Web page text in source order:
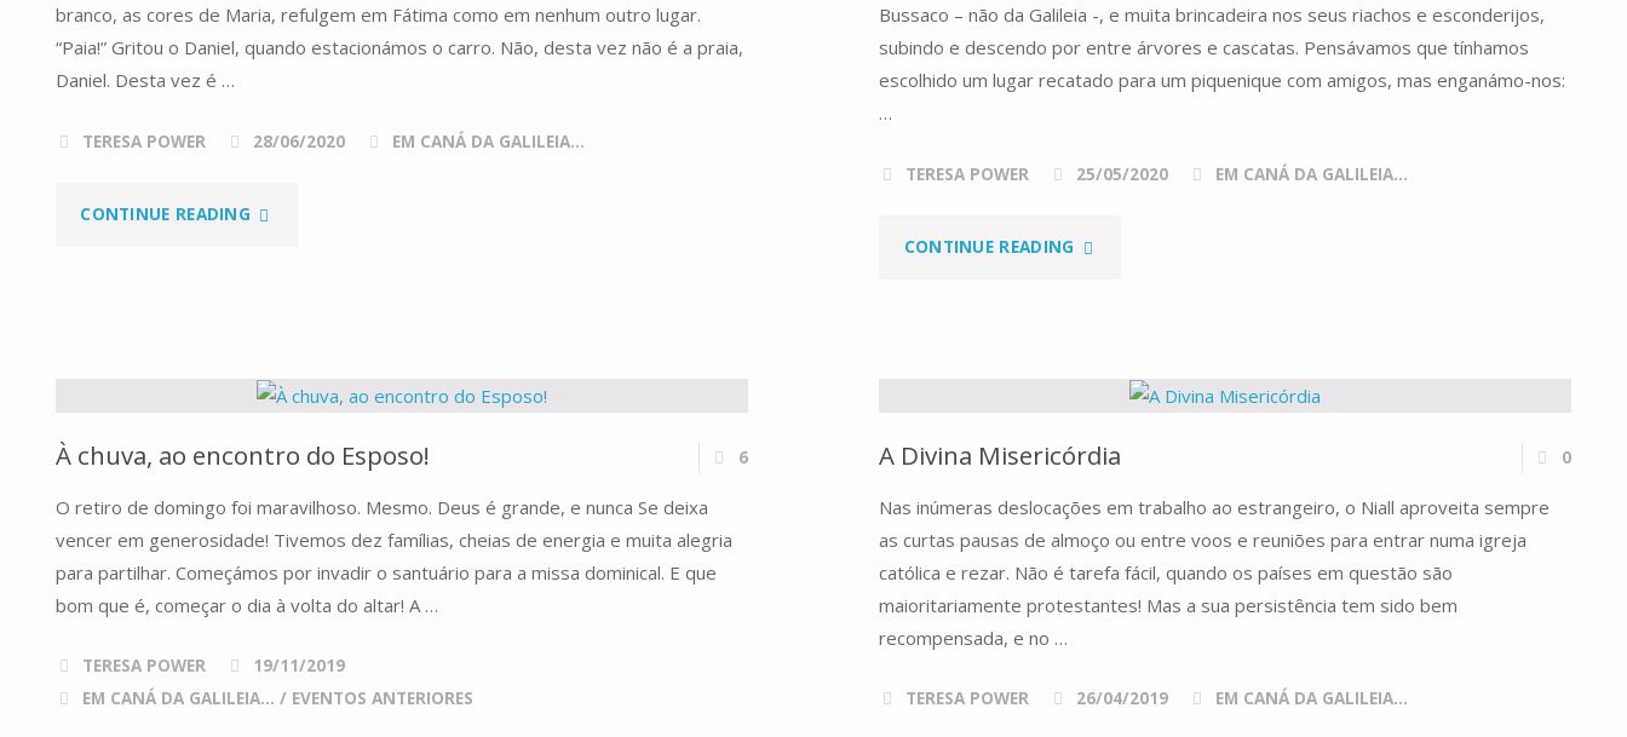
A" A"
branco, as cores de Maria, refulgem em Fátima como em nenhum outro lugar.
“Paia!” Gritou o Daniel, quando estacionámos o carro. Não, desta vez não é a praia,
Daniel. Desta vez é …
TERESA POWER 28/06/2020 EM CANÁ DA GALILEIA...
CONTINUE READING "O
Bussaco – não da Galileia -, e muita brincadeira nos seus riachos e esconderijos,
subindo e descendo por entre árvores e cascatas. Pensávamos que tínhamos
escolhido um lugar recatado para um piquenique com amigos, mas enganámo-nos:
…
TERESA POWER 25/05/2020 EM CANÁ DA GALILEIA...
CONTINUE READING "RETIRANDO
DIANTE
DO
SENHOR"
À chuva, ao encontro do Esposo! 6
O retiro de domingo foi maravilhoso. Mesmo. Deus é grande, e nunca Se deixa
vencer em generosidade! Tivemos dez famílias, cheias de energia e muita alegria
para partilhar. Começámos por invadir o santuário para a missa dominical. E que
bom que é, começar o dia à volta do altar! A …
TERESA POWER
19/11/2019
EM CANÁ DA GALILEIA... / EVENTOS ANTERIORES
A Divina Misericórdia 0
Nas inúmeras deslocações em trabalho ao estrangeiro, o Niall aproveita sempre
as curtas pausas de almoço ou entre voos e reuniões para entrar numa igreja
católica e rezar. Não é tarefa fácil, quando os países em questão são
maioritariamente protestantes! Mas a sua persistência tem sido bem
recompensada, e no …
TERESA POWER 26/04/2019 EM CANÁ DA GALILEIA...